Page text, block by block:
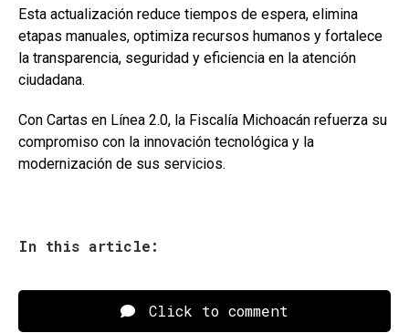
Esta actualización reduce tiempos de espera, elimina
etapas manuales, optimiza recursos humanos y fortalece
la transparencia, seguridad y eficiencia en la atención
ciudadana.
Con Cartas en Línea 2.0, la Fiscalía Michoacán refuerza su
compromiso con la innovación tecnológica y la
modernización de sus servicios.
In this article:
Click to comment